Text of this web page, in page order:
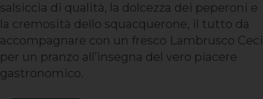
salsiccia di qualità, la dolcezza dei peperoni e
la cremosità dello squacquerone, il tutto da
accompagnare con un fresco Lambrusco Ceci
per un pranzo all’insegna del vero piacere
gastronomico.